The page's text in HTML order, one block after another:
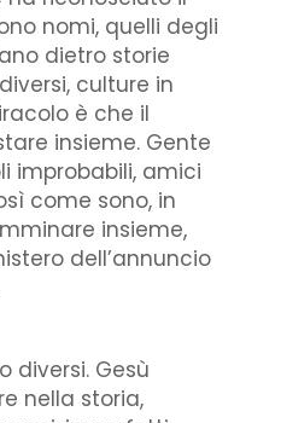
nomi, quelli degli
dietro storie
culture in
è che il
insieme. Gente
improbabili, amici
come sono, in
insieme,
dell’annuncio
diversi. Gesù
nella storia,